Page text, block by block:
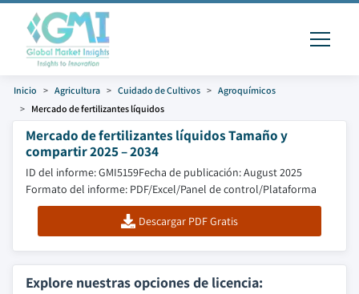
Inicio Agricultura Cuidado de Cultivos
Agroquímicos
Mercado de fertilizantes líquidos
Mercado de fertilizantes líquidos Tamaño y
compartir 2025 – 2034
ID del informe: GMI5159Fecha de publicación: August 2025
Formato del informe: PDF/Excel/Panel de control/Plataforma
Descargar PDF Gratis
Explore nuestras opciones de licencia: